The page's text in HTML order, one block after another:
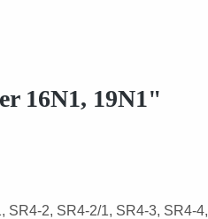
16N1, 19N1"
SR4-2, SR4-2/1, SR4-3, SR4-4,